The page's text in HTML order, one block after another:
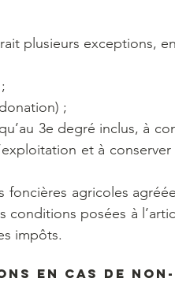
plusieurs exceptions,
;
3e degré inclus, à
et à
agricoles
conditions posées à
impôts.
en cas de